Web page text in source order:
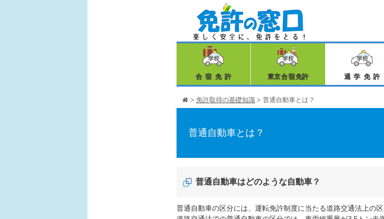
合宿免許 東京合宿免許 通学免許
> 免許取得の基礎知識 > 普通自動車とは？
普通自動車とは？
普通自動車はどのような自動車？
普通自動車の区分には、運転免許制度に当たる道路交通法上の